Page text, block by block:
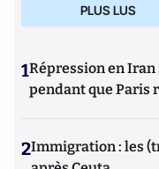
PLUS LUS
1Répression en Iran
pendant que Paris
2Immigration : les